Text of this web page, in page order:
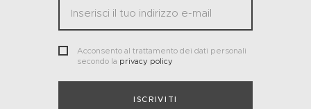
Acconsento al trattamento dei dati personali
secondo la privacy policy